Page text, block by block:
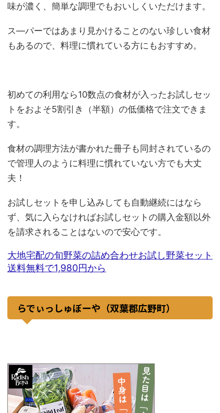
味が濃く、簡単な調理でもおいしくいただけます。
ス―パーではあまり見かけることのない珍しい食材
もあるので、料理に慣れている方にもおすすめ。
初めての利用なら10数点の食材が入ったお試しセッ
トをおよそ5割引き（半額）の低価格で注文できま
す。
食材の調理方法が書かれた冊子も同封されているの
で管理人のように料理に慣れていない方でも大丈
夫！
お試しセットを申し込みしても自動継続にはなら
ず、気に入らなければお試しセットの購入金額以外
を請求されることはないので安心です。
大地宅配の旬野菜の詰め合わせお試し野菜セット
送料無料で1,980円から
らでぃっしゅぼーや（双葉郡広野町）